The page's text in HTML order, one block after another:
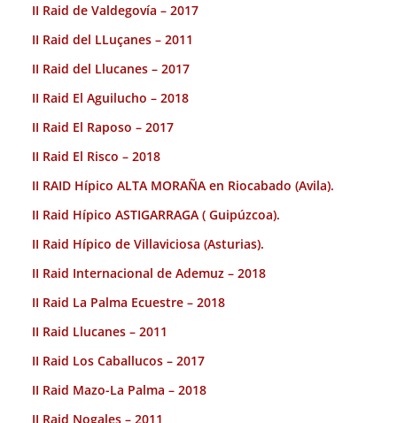
II Raid de Valdegovía – 2017
II Raid del LLuçanes – 2011
II Raid del Llucanes – 2017
II Raid El Aguilucho – 2018
II Raid El Raposo – 2017
II Raid El Risco – 2018
II RAID Hípico ALTA MORAÑA en Riocabado (Avila).
II Raid Hípico ASTIGARRAGA ( Guipúzcoa).
II Raid Hípico de Villaviciosa (Asturias).
II Raid Internacional de Ademuz – 2018
II Raid La Palma Ecuestre – 2018
II Raid Llucanes – 2011
II Raid Los Caballucos – 2017
II Raid Mazo-La Palma – 2018
II Raid Nogales – 2011